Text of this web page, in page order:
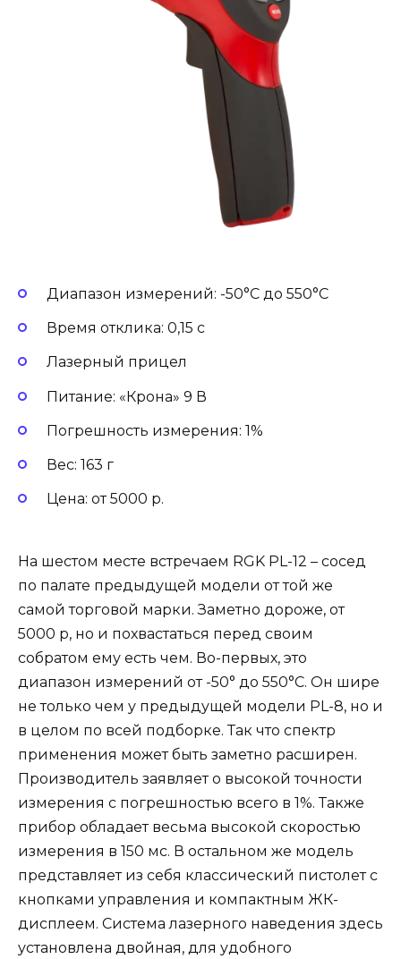
Диапазон измерений: -50°С до 550°С
Время отклика: 0,15 с
Лазерный прицел
Питание: «Крона» 9 В
Погрешность измерения: 1%
Вес: 163 г
Цена: от 5000 р.
На шестом месте встречаем RGK PL-12 – сосед
по палате предыдущей модели от той же
самой торговой марки. Заметно дороже, от
5000 р, но и похвастаться перед своим
собратом ему есть чем. Во-первых, это
диапазон измерений от -50° до 550°С. Он шире
не только чем у предыдущей модели PL-8, но и
в целом по всей подборке. Так что спектр
применения может быть заметно расширен.
Производитель заявляет о высокой точности
измерения с погрешностью всего в 1%. Также
прибор обладает весьма высокой скоростью
измерения в 150 мс. В остальном же модель
представляет из себя классический пистолет с
кнопками управления и компактным ЖК-
дисплеем. Система лазерного наведения здесь
установлена двойная, для удобного